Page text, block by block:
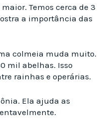
Temos cerca de 3
a importância das
colmeia muda muito.
mil abelhas. Isso
rainhas e operárias.
Ela ajuda as